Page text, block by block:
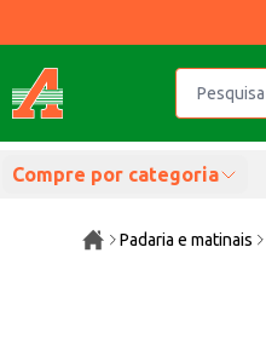
Compre por categoria
Padaria e matinais